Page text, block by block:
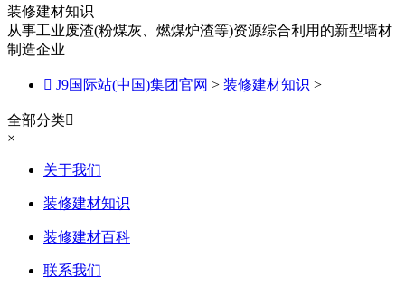
装修建材知识
从事工业废渣(粉煤灰、燃煤炉渣等)资源综合利用的新型墙材
制造企业
 J9国际站(中国)集团官网 > 装修建材知识 >
全部分类
×
关于我们
装修建材知识
装修建材百科
联系我们